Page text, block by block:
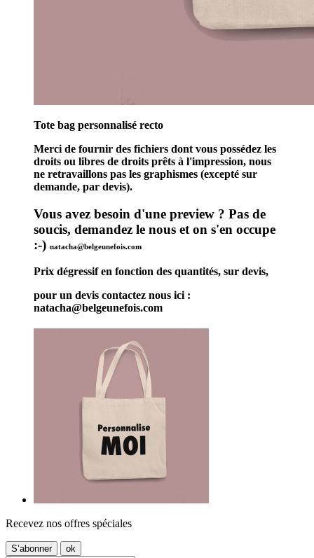
Tote bag personnalisé recto
Merci de fournir des fichiers dont vous possédez les
droits ou libres de droits prêts à l'impression, nous
ne retravaillons pas les graphismes (excepté sur
demande, par devis).
Vous avez besoin d'une preview ? Pas de
soucis, demandez le nous et on s'en occupe
:-) natacha@belgeunefois.com
Prix dégressif en fonction des quantités, sur devis,
pour un devis contactez nous ici :
natacha@belgeunefois.com
Recevez nos offres spéciales